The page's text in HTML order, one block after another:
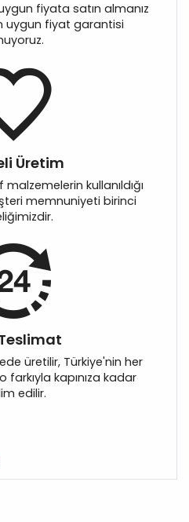
fiyata satın almanız
uygun fiyat garantisi
Üretim
malzemelerin kullanıldığı
memnuniyeti birinci
Teslimat
üretilir, Türkiye'nin her
kapınıza kadar
edilir.